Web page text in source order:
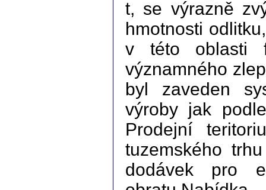
t, se výrazně
hmotnosti
v této oblasti
významného
byl zaveden
výroby jak
Prodejní
tuzemského
dodávek pro